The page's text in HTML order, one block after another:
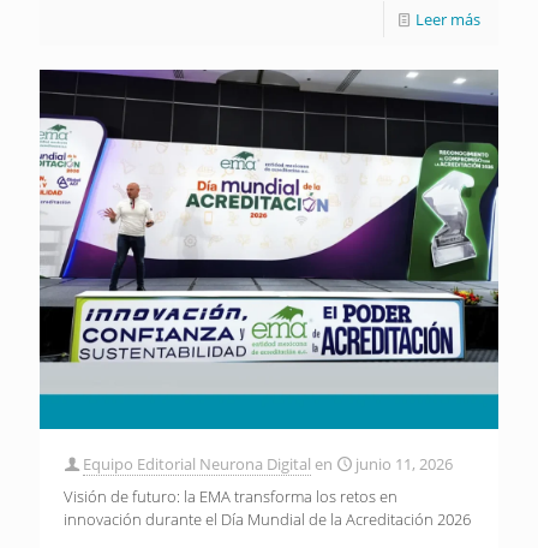
Leer más
Equipo Editorial Neurona Digital en
junio 11, 2026
Visión de futuro: la EMA transforma los retos en
innovación durante el Día Mundial de la Acreditación 2026